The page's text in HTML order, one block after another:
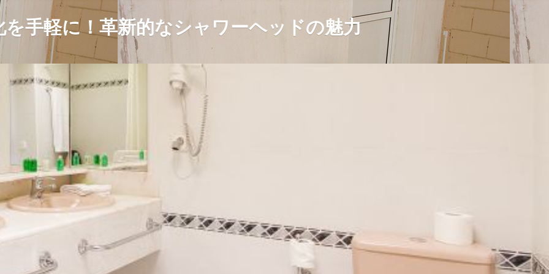
を手軽に！革新的なシャワーヘッドの魅力